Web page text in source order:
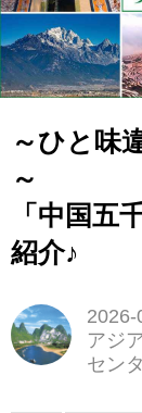
～ひと味
～
「中国五
紹介♪
2026-
アジ
セン